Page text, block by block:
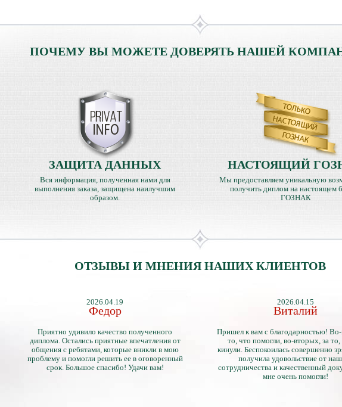
ПОЧЕМУ ВЫ МОЖЕТЕ ДОВЕРЯТЬ НАШЕЙ
ЗАЩИТА ДАННЫХ
Вся информация, полученная нами для
выполнения заказа, защищена наилучшим
образом.
НАСТОЯЩИЙ
Мы предоставляем уникальную
получить диплом на настоящем
ГОЗНАК
ОТЗЫВЫ И МНЕНИЯ НАШИХ КЛИЕНТОВ
2026.04.19
Федор
Приятно удивило качество полученного
диплома. Остались приятные впечатления от
общения с ребятами, которые вникли в мою
проблему и помогли решить ее в оговоренный
срок. Большое спасибо! Удачи вам!
2026.04.15
Виталий
Пришел к вам с благодарностью!
то, что помогли, во-вторых, за то,
кинули. Беспокоилась совершенно
получила удовольствие от
сотрудничества и качественный
мне очень помогли!